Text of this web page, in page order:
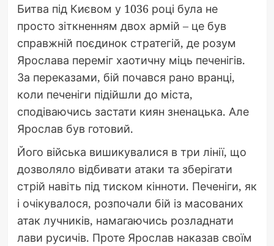
Битва під Києвом у 1036 році була не
просто зіткненням двох армій – це був
справжній поєдинок стратегій, де розум
Ярослава переміг хаотичну міць печенігів.
За переказами, бій почався рано вранці,
коли печеніги підійшли до міста,
сподіваючись застати киян зненацька. Але
Ярослав був готовий.
Його війська вишикувалися в три лінії, що
дозволяло відбивати атаки та зберігати
стрій навіть під тиском кінноти. Печеніги, як
і очікувалося, розпочали бій із масованих
атак лучників, намагаючись розладнати
лави русичів. Проте Ярослав наказав своїм